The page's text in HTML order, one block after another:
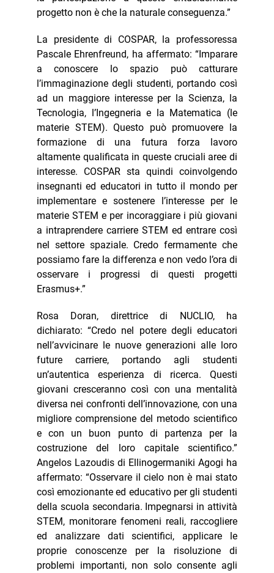
progetto non è che la naturale conseguenza.”
La presidente di COSPAR, la professoressa
Pascale Ehrenfreund, ha affermato: “Imparare
a conoscere lo spazio può catturare
l’immaginazione degli studenti, portando così
ad un maggiore interesse per la Scienza, la
Tecnologia, l’Ingegneria e la Matematica (le
materie STEM). Questo può promuovere la
formazione di una futura forza lavoro
altamente qualificata in queste cruciali aree di
interesse. COSPAR sta quindi coinvolgendo
insegnanti ed educatori in tutto il mondo per
implementare e sostenere l’interesse per le
materie STEM e per incoraggiare i più giovani
a intraprendere carriere STEM ed entrare così
nel settore spaziale. Credo fermamente che
possiamo fare la differenza e non vedo l’ora di
osservare i progressi di questi progetti
Erasmus+.”
Rosa Doran, direttrice di NUCLIO, ha
dichiarato: “Credo nel potere degli educatori
nell’avvicinare le nuove generazioni alle loro
future carriere, portando agli studenti
un’autentica esperienza di ricerca. Questi
giovani cresceranno così con una mentalità
diversa nei confronti dell’innovazione, con una
migliore comprensione del metodo scientifico
e con un buon punto di partenza per la
costruzione del loro capitale scientifico.”
Angelos Lazoudis di Ellinogermaniki Agogi ha
affermato: “Osservare il cielo non è mai stato
così emozionante ed educativo per gli studenti
della scuola secondaria. Impegnarsi in attività
STEM, monitorare fenomeni reali, raccogliere
ed analizzare dati scientifici, applicare le
proprie conoscenze per la risoluzione di
problemi importanti, non solo consente agli